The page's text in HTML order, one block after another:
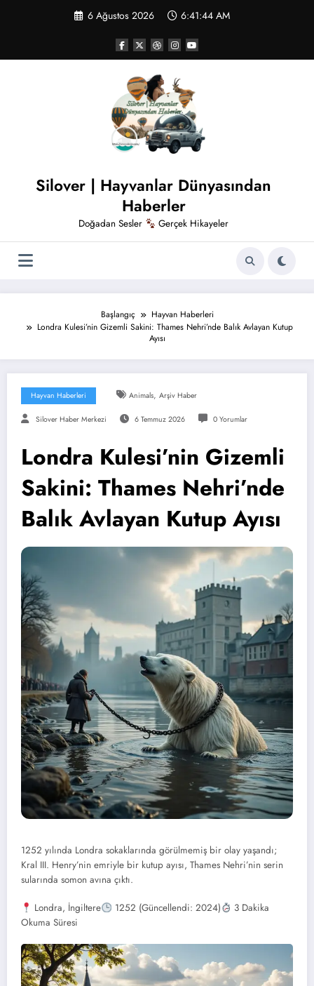
6 Ağustos 2026 6:41:45 AM
Silover | Hayvanlar Dünyasından
Haberler
Doğadan Sesler Gerçek Hikayeler
Başlangıç
Hayvan Haberleri
Londra Kulesi’nin Gizemli Sakini: Thames Nehri’nde Balık Avlayan Kutup
Ayısı
Hayvan Haberleri Animals, Arşiv Haber
Silover Haber Merkezi 6 Temmuz 2026 0 Yorumlar
Londra Kulesi’nin Gizemli
Sakini: Thames Nehri’nde
Balık Avlayan Kutup Ayısı
1252 yılında Londra sokaklarında görülmemiş bir olay yaşandı;
Kral III. Henry’nin emriyle bir kutup ayısı, Thames Nehri’nin serin
sularında somon avına çıktı.
Londra, İngiltere 1252 (Güncellendi: 2024)
3 Dakika
Okuma Süresi